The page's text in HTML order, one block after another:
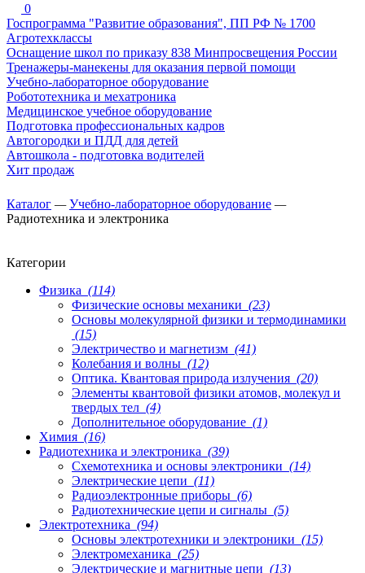
0
Госпрограмма "Развитие образования", ПП РФ № 1700
Агротехклассы
Оснащение школ по приказу 838 Минпросвещения России
Тренажеры-манекены для оказания первой помощи
Учебно-лабораторное оборудование
Робототехника и мехатроника
Медицинское учебное оборудование
Подготовка профессиональных кадров
Автогородки и ПДД для детей
Автошкола - подготовка водителей
Хит продаж
Каталог —Учебно-лабораторное оборудование —
Радиотехника и электроника
Категории
Физика (114)
Физические основы механики (23)
Основы молекулярной физики и термодинамики
(15)
Электричество и магнетизм (41)
Колебания и волны (12)
Оптика. Квантовая природа излучения (20)
Элементы квантовой физики атомов, молекул и
твердых тел (4)
Дополнительное оборудование (1)
Химия (16)
Радиотехника и электроника (39)
Схемотехника и основы электроники (14)
Электрические цепи (11)
Радиоэлектронные приборы (6)
Радиотехнические цепи и сигналы (5)
Электротехника (94)
Основы электротехники и электроники (15)
Электромеханика (25)
Электрические и магнитные цепи (13)